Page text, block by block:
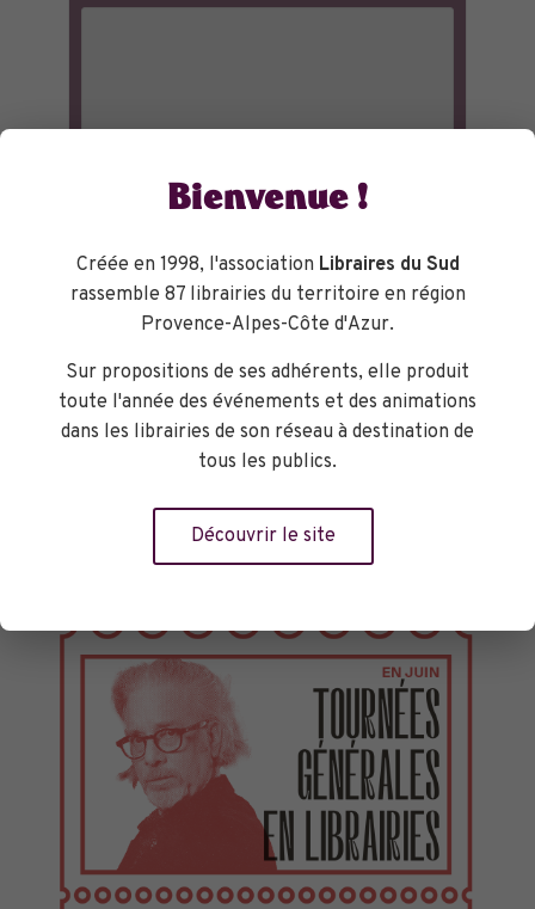
Bienvenue !
Créée en 1998, l'association Libraires du Sud
rassemble 87 librairies du territoire en région
Provence-Alpes-Côte d'Azur.
Sur propositions de ses adhérents, elle produit
toute l'année des événements et des animations
dans les librairies de son réseau à destination de
tous les publics.
Découvrir le site